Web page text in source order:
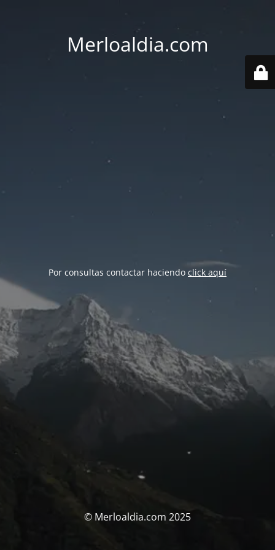
Merloaldia.com
Por consultas contactar haciendo click aquí
© Merloaldia.com 2025